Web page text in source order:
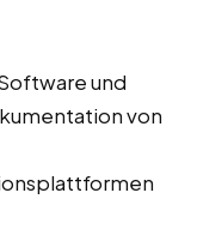
und
von